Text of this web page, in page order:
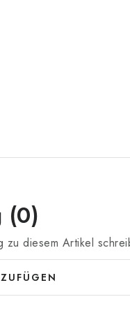
(0)
zu diesem Artikel